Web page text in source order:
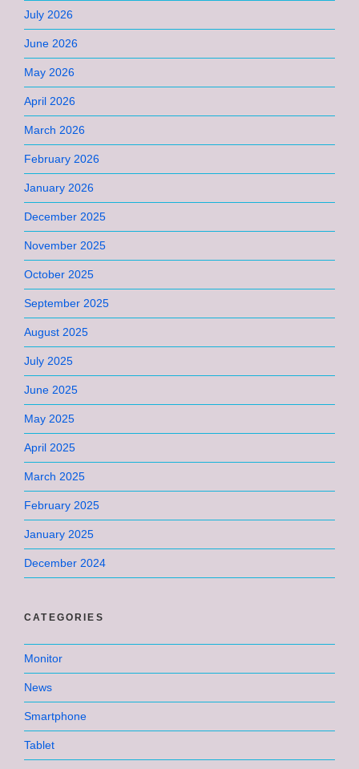
July 2026
June 2026
May 2026
April 2026
March 2026
February 2026
January 2026
December 2025
November 2025
October 2025
September 2025
August 2025
July 2025
June 2025
May 2025
April 2025
March 2025
February 2025
January 2025
December 2024
CATEGORIES
Monitor
News
Smartphone
Tablet